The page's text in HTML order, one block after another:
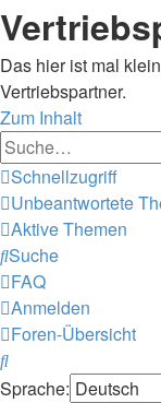
Das hier ist mal
Vertriebspartner.
Zum Inhalt
Schnellzugriff
Unbeantwortete
Aktive Themen
Suche
FAQ
Anmelden
Foren-Übersicht
Suche
Sprache: